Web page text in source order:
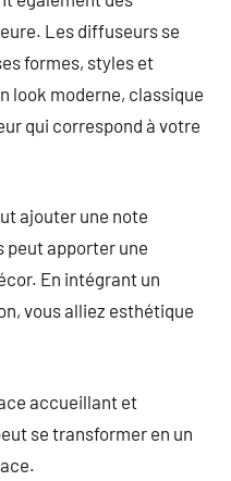
Les diffuseurs se
formes, styles et
look moderne, classique
qui correspond à votre
ajouter une note
peut apporter une
En intégrant un
vous alliez esthétique
accueillant et
se transformer en un